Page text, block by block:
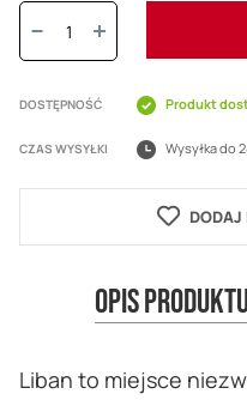
Ilość:
DOSTĘPNOŚĆ Produkt
CZAS WYSYŁKI Wysyłka do
DODAJ
Opis
Liban to miejsce